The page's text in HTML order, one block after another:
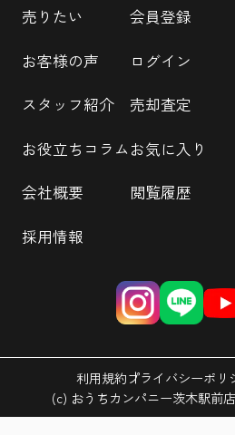
売りたい
お客様の声
スタッフ紹介
お役立ちコラム
会社概要
採用情報
会員登録
ログイン
売却査定
お気に入り
閲覧履歴
利用規約プライバシーポリ
(c) おうちカンパニー茨木駅前